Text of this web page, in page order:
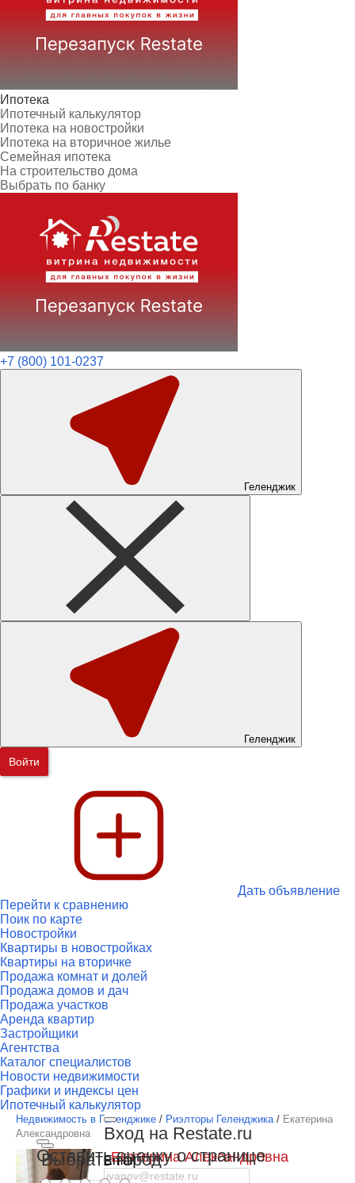
Ипотека
Ипотечный калькулятор
Ипотека на новостройки
Ипотека на вторичное жилье
Семейная ипотека
На строительство дома
Выбрать по банку
+7 (800) 101-0237
Геленджик
Геленджик
Войти
Дать объявление
Перейти к сравнению
Поик по карте
Новостройки
Квартиры в новостройках
Квартиры на вторичке
Продажа комнат и долей
Продажа домов и дач
Продажа участков
Аренда квартир
Застройщики
Агентства
Каталог специалистов
Новости недвижимости
Графики и индексы цен
Ипотечный калькулятор
Выбрать город
Вход на Restate.ru
Email
Недвижимость в Геленджике / Риэлторы Геленджика / Екатерина
Александровна
Екатерина Александровна
Этот специалист - я
Оставить оценку о странице